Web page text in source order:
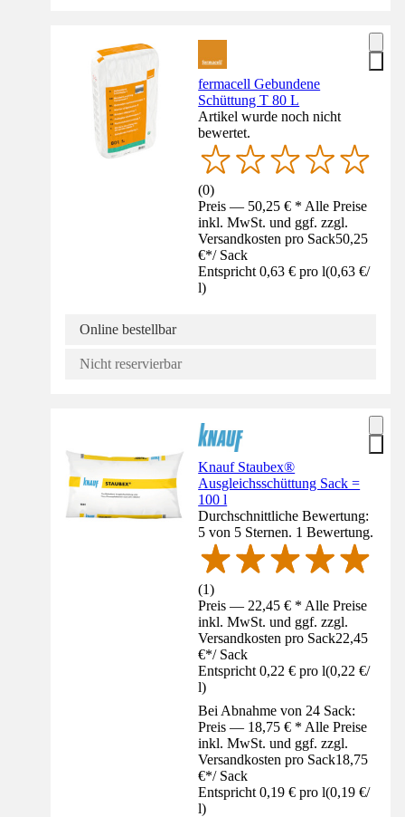
fermacell Gebundene
Schüttung T 80 L
Artikel wurde noch nicht
bewertet.
(0)
Preis — 50,25 € * Alle Preise
inkl. MwSt. und ggf. zzgl.
Versandkosten pro Sack50,25
€*/ Sack
Entspricht 0,63 € pro l(0,63 €/
l)
Online bestellbar
Nicht reservierbar
Knauf Staubex®
Ausgleichsschüttung Sack =
100 l
Durchschnittliche Bewertung:
5 von 5 Sternen. 1 Bewertung.
(1)
Preis — 22,45 € * Alle Preise
inkl. MwSt. und ggf. zzgl.
Versandkosten pro Sack22,45
€*/ Sack
Entspricht 0,22 € pro l(0,22 €/
l)
Bei Abnahme von 24 Sack:
Preis — 18,75 € * Alle Preise
inkl. MwSt. und ggf. zzgl.
Versandkosten pro Sack18,75
€*/ Sack
Entspricht 0,19 € pro l(0,19 €/
l)